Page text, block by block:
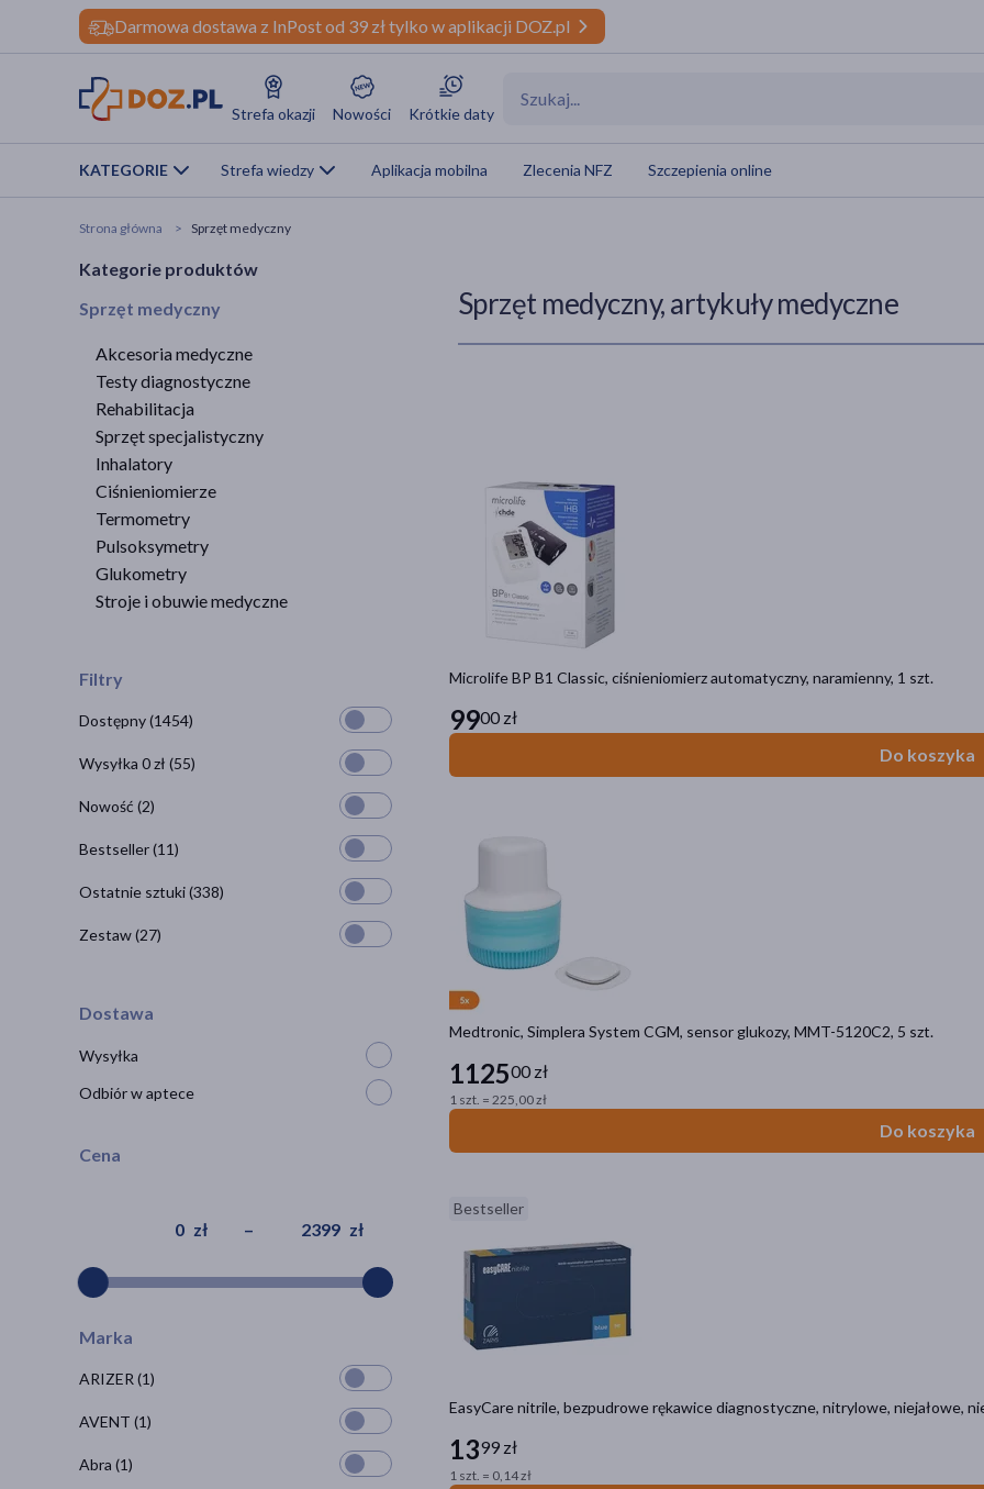
Darmowa dostawa z InPost od 39 zł tylko w aplikacji DOZ.pl
Strefa okazji Nowości Krótkie daty
KATEGORIE Strefa wiedzy Aplikacja mobilna Zlecenia NFZ Szczepienia online
Strona główna Sprzęt medyczny
Sprzęt medyczny, artykuły medyczne
Microlife BP B1 Classic, ciśnieniomierz automatyczny, naramienny, 1 szt.
9900 zł
Do koszyka
Medtronic, Simplera System CGM, sensor glukozy, MMT-5120C2, 5 szt.
112500 zł
1 szt. = 225,00 zł
Do koszyka
Bestseller
EasyCare nitrile, bezpudrowe rękawice diagnostyczne, nitrylowe, niejałowe,
1399 zł
1 szt. = 0,14 zł
Kategorie produktów
Sprzęt medyczny
Akcesoria medyczne
Testy diagnostyczne
Rehabilitacja
Sprzęt specjalistyczny
Inhalatory
Ciśnieniomierze
Termometry
Pulsoksymetry
Glukometry
Stroje i obuwie medyczne
Filtry
Dostępny(1454)
Wysyłka 0 zł (55)
Nowość (2)
Bestseller(11)
Ostatnie sztuki(338)
Zestaw(27)
Dostawa
Wysyłka
Odbiór w aptece
Cena
zł – zł
Marka
ARIZER (1)
AVENT (1)
Abra (1)